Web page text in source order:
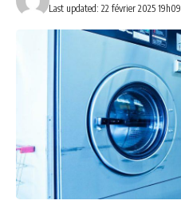
Last updated: 22 février 2025 19h09